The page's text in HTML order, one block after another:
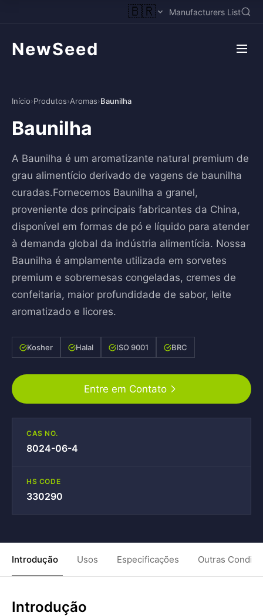
🇧🇷 Manufacturers List
NewSeed
Início›Produtos›Aromas›Baunilha
Baunilha
A Baunilha é um aromatizante natural premium de
grau alimentício derivado de vagens de baunilha
curadas.Fornecemos Baunilha a granel,
proveniente dos principais fabricantes da China,
disponível em formas de pó e líquido para atender
à demanda global da indústria alimentícia. Nossa
Baunilha é amplamente utilizada em sorvetes
premium e sobremesas congeladas, cremes de
confeitaria, maior profundidade de sabor, leite
aromatizado e licores.
Kosher Halal ISO 9001 BRC
Entre em Contato
CAS NO.
8024-06-4
HS CODE
330290
Introdução Usos Especificações Outras
Introdução